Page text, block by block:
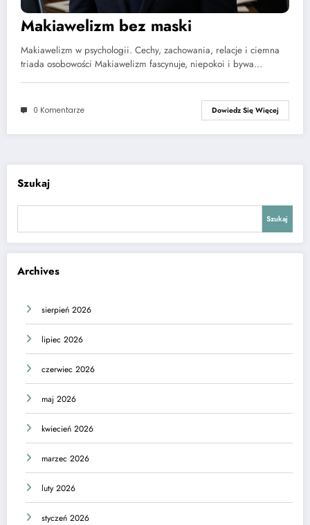
Makiawelizm bez maski
Makiawelizm w psychologii. Cechy, zachowania, relacje i ciemna
triada osobowości Makiawelizm fascynuje, niepokoi i bywa…
0 Komentarze Dowiedz Się Więcej
Szukaj
Szukaj
Archives
sierpień 2026
lipiec 2026
czerwiec 2026
maj 2026
kwiecień 2026
marzec 2026
luty 2026
styczeń 2026